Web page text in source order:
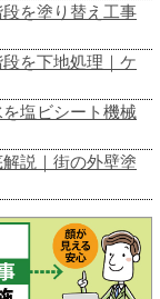
を塗り替え工事
を下地処理｜ケ
塩ビシート機械
説｜街の外壁塗